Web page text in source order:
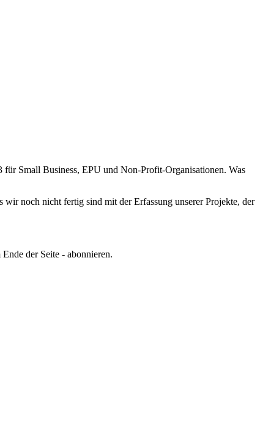
Small Business, EPU und Non-Profit-Organisationen. Was
wir noch nicht fertig sind mit der Erfassung unserer Projekte, der
der Seite - abonnieren.